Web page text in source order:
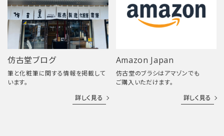
仿古堂ブログ
筆と化粧筆に関する情報を掲載して
います。
詳しく見る
Amazon Japan
仿古堂のブラシはアマゾンでも
ご購入いただけます。
詳しく見る